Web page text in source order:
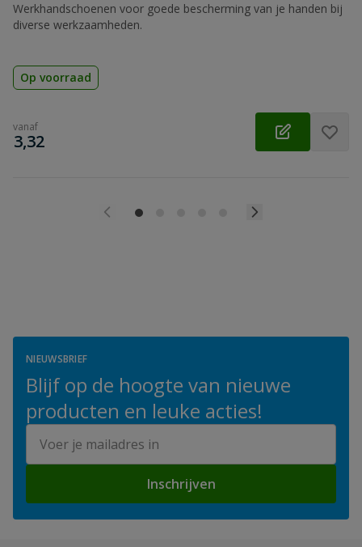
Werkhandschoenen voor goede bescherming van je handen bij
diverse werkzaamheden.
Op voorraad
vanaf
€
3,32
NIEUWSBRIEF
Blijf op de hoogte van nieuwe
producten en leuke acties!
Inschrijven